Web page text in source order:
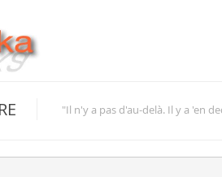
"Il n'y a pas d'au-delà. Il y a 'en